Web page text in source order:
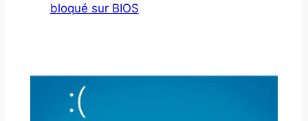
bloqué sur BIOS